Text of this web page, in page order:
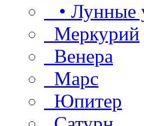
• Лунные
Меркурий
Венера
Марс
Юпитер